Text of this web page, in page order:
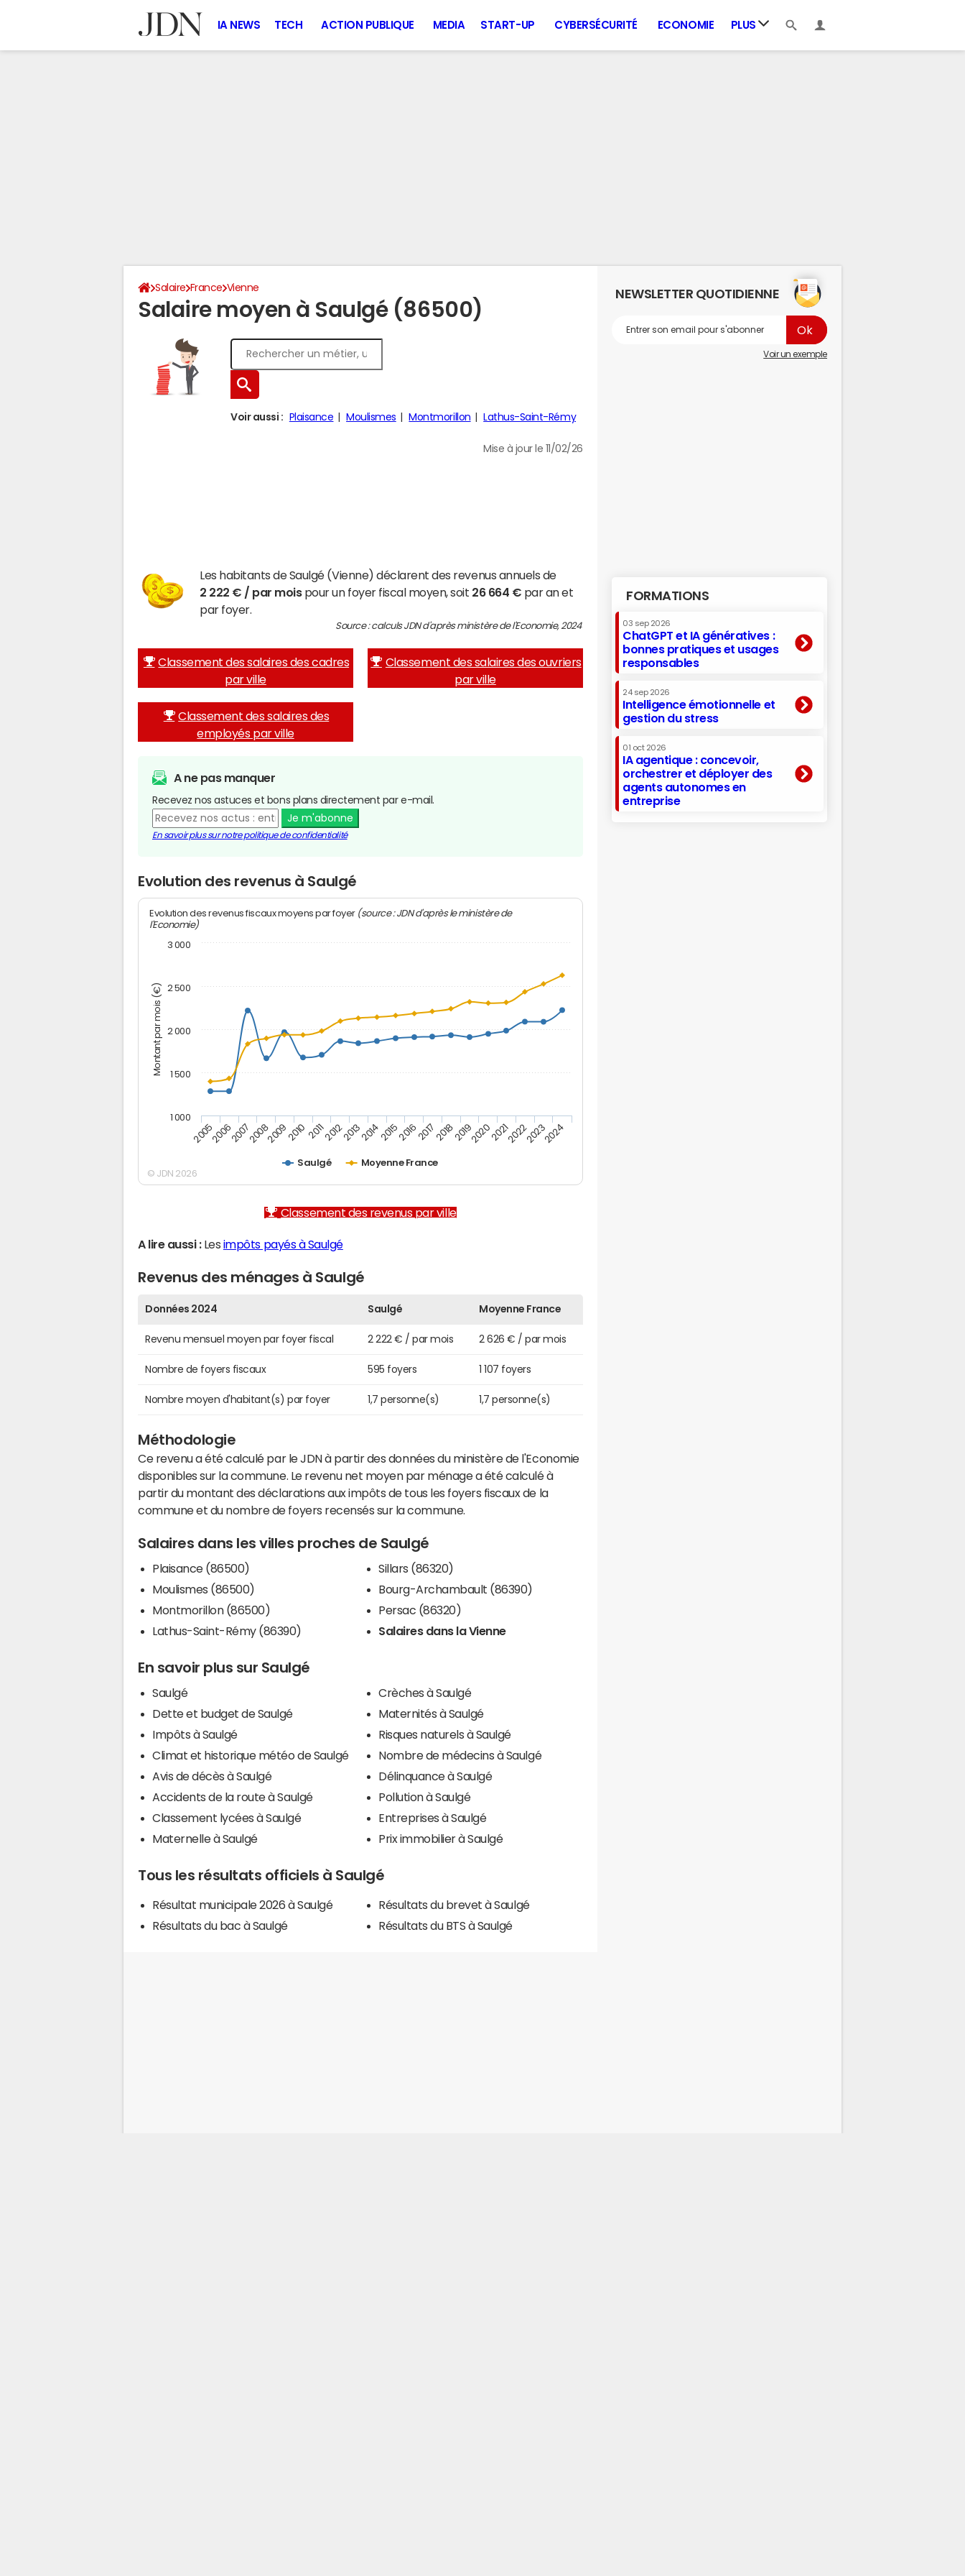
IA NEWS TECH ACTION PUBLIQUE MEDIA START-UP CYBERSÉCURITÉ ECONOMIE PLUS
Salaire France Vienne
Salaire moyen à Saulgé (86500)
Voir aussi : Plaisance Moulismes Montmorillon Lathus-Saint-Rémy
Mise à jour le 11/02/26
Les habitants de Saulgé (Vienne) déclarent des revenus annuels de
2 222 € / par moispour un foyer fiscal moyen, soit 26 664 € par an et
par foyer.
Source : calculs JDN d'après ministère de l'Economie, 2024
Classement des salaires des cadres
par ville
Classement des salaires des ouvriers
par ville
Classement des salaires des
employés par ville
A ne pas manquer
Recevez nos astuces et bons plans directement par e-mail.
Je m'abonne
En savoir plus sur notre politique de confidentialité
Evolution des revenus à Saulgé
Montant par mois (€)
Evolution des revenus fiscaux moyens par foyer (source : JDN d'après le ministère de
l'Economie)
Saulgé Moyenne France
200520062007200820092010 20112012201320142015201620172018201920202021202220232024
1 000
1 500
2 000
2 500
3 000
© JDN 2026
Classement des revenus par ville
A lire aussi :Les impôts payés à Saulgé
Revenus des ménages à Saulgé
Données 2024 Saulgé Moyenne France
Revenu mensuel moyen par foyer fiscal 2 222 € / par mois 2 626 € / par mois
Nombre de foyers fiscaux 595 foyers 1 107 foyers
Nombre moyen d'habitant(s) par foyer 1,7 personne(s) 1,7 personne(s)
Méthodologie
Ce revenu a été calculé par le JDN à partir des données du ministère de l'Economie
disponibles sur la commune. Le revenu net moyen par ménage a été calculé à
partir du montant des déclarations aux impôts de tous les foyers fiscaux de la
commune et du nombre de foyers recensés sur la commune.
Salaires dans les villes proches de Saulgé
Plaisance (86500)
Moulismes (86500)
Montmorillon (86500)
Lathus-Saint-Rémy (86390)
Sillars (86320)
Bourg-Archambault (86390)
Persac (86320)
Salaires dans la Vienne
En savoir plus sur Saulgé
Saulgé
Dette et budget de Saulgé
Impôts à Saulgé
Climat et historique météo de Saulgé
Avis de décès à Saulgé
Accidents de la route à Saulgé
Classement lycées à Saulgé
Maternelle à Saulgé
Crèches à Saulgé
Maternités à Saulgé
Risques naturels à Saulgé
Nombre de médecins à Saulgé
Délinquance à Saulgé
Pollution à Saulgé
Entreprises à Saulgé
Prix immobilier à Saulgé
Tous les résultats officiels à Saulgé
Résultat municipale 2026 à Saulgé
Résultats du bac à Saulgé
Résultats du brevet à Saulgé
Résultats du BTS à Saulgé
NEWSLETTER QUOTIDIENNE
Voir un exemple
FORMATIONS
03 sep 2026
ChatGPT et IA génératives :
bonnes pratiques et usages
responsables
24 sep 2026
Intelligence émotionnelle et
gestion du stress
01 oct 2026
IA agentique : concevoir,
orchestrer et déployer des
agents autonomes en
entreprise